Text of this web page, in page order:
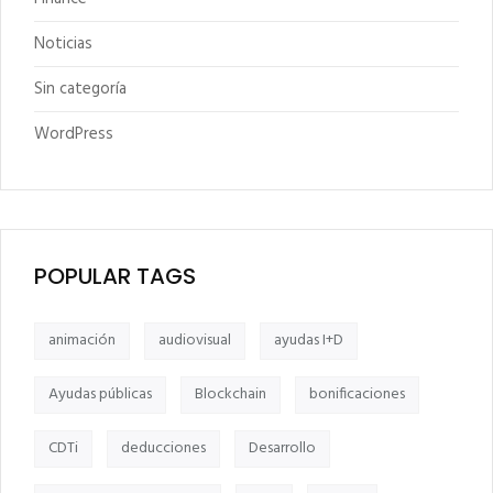
Noticias
Sin categoría
WordPress
POPULAR TAGS
animación audiovisual ayudas I+D
Ayudas públicas Blockchain bonificaciones
CDTi deducciones Desarrollo